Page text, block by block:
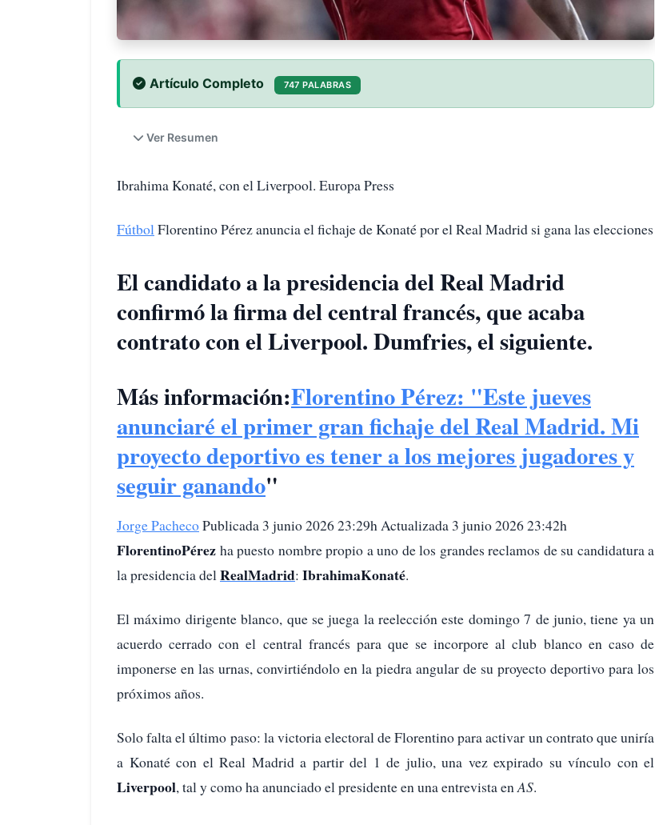
Artículo Completo 747 PALABRAS
Ver Resumen
Ibrahima Konaté, con el Liverpool. Europa Press
Fútbol Florentino Pérez anuncia el fichaje de Konaté por el Real Madrid si gana las elecciones
El candidato a la presidencia del Real Madrid
confirmó la firma del central francés, que acaba
contrato con el Liverpool. Dumfries, el siguiente.
Más información:Florentino Pérez: "Este jueves
anunciaré el primer gran fichaje del Real Madrid. Mi
proyecto deportivo es tener a los mejores jugadores y
seguir ganando"
Jorge PachecoPublicada 3 junio 2026 23:29h Actualizada 3 junio 2026 23:42h
FlorentinoPérez ha puesto nombre propio a uno de los grandes reclamos de su candidatura a
la presidencia del RealMadrid: IbrahimaKonaté.
El máximo dirigente blanco, que se juega la reelección este domingo 7 de junio, tiene ya un
acuerdo cerrado con el central francés para que se incorpore al club blanco en caso de
imponerse en las urnas, convirtiéndolo en la piedra angular de su proyecto deportivo para los
próximos años.
Solo falta el último paso: la victoria electoral de Florentino para activar un contrato que uniría
a Konaté con el Real Madrid a partir del 1 de julio, una vez expirado su vínculo con el
Liverpool, tal y como ha anunciado el presidente en una entrevista en AS.